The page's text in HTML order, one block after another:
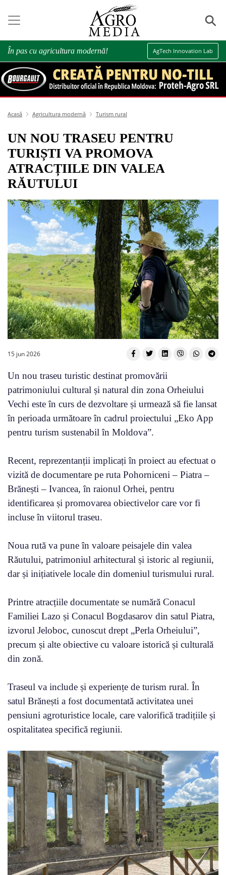
⚲
În pas cu agricultura modernă! AgTech Innovation Lab
Acasă Agricultura modernă Turism rural
UN NOU TRASEU PENTRU
TURIȘTI VA PROMOVA
ATRACȚIILE DIN VALEA
RĂUTULUI
15 jun 2026
Un nou traseu turistic destinat promovării
patrimoniului cultural și natural din zona Orheiului
Vechi este în curs de dezvoltare și urmează să fie lansat
în perioada următoare în cadrul proiectului „Eko App
pentru turism sustenabil în Moldova”.
Recent, reprezentanții implicați în proiect au efectuat o
vizită de documentare pe ruta Pohorniceni – Piatra –
Brănești – Ivancea, în raionul Orhei, pentru
identificarea și promovarea obiectivelor care vor fi
incluse în viitorul traseu.
Noua rută va pune în valoare peisajele din valea
Răutului, patrimoniul arhitectural și istoric al regiunii,
dar și inițiativele locale din domeniul turismului rural.
Printre atracțiile documentate se numără Conacul
Familiei Lazo și Conacul Bogdasarov din satul Piatra,
izvorul Jeloboc, cunoscut drept „Perla Orheiului”,
precum și alte obiective cu valoare istorică și culturală
din zonă.
Traseul va include și experiențe de turism rural. În
satul Brănești a fost documentată activitatea unei
pensiuni agroturistice locale, care valorifică tradițiile și
ospitalitatea specifică regiunii.